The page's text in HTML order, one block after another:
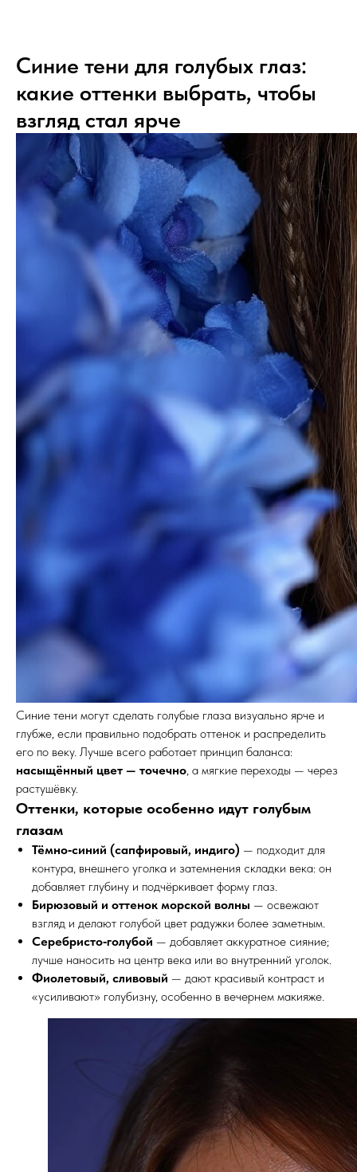
Синие тени для голубых глаз:
какие оттенки выбрать, чтобы
взгляд стал ярче
Синие тени могут сделать голубые глаза визуально ярче и
глубже, если правильно подобрать оттенок и распределить
его по веку. Лучше всего работает принцип баланса:
насыщённый цвет — точечно, а мягкие переходы — через
растушёвку.
Оттенки, которые особенно идут голубым
глазам
Тёмно‑синий (сапфировый, индиго) — подходит для
контура, внешнего уголка и затемнения складки века: он
добавляет глубину и подчёркивает форму глаз.
Бирюзовый и оттенок морской волны — освежают
взгляд и делают голубой цвет радужки более заметным.
Серебристо‑голубой — добавляет аккуратное сияние;
лучше наносить на центр века или во внутренний уголок.
Фиолетовый, сливовый — дают красивый контраст и
«усиливают» голубизну, особенно в вечернем макияже.